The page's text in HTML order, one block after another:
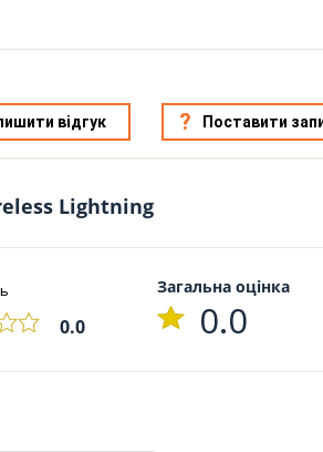
відгук Поставити
Lightning
0.0
Загальна оцінка
0.0